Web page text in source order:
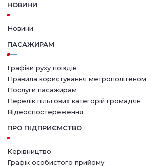
НОВИНИ
Новини
ПАСАЖИРАМ
Графіки руху поїздів
Правила користування метрополітеном
Послуги пасажирам
Перелік пільгових категорій громадян
Відеоспостереження
ПРО ПІДПРИЄМСТВО
Керівництво
Графік особистого прийому